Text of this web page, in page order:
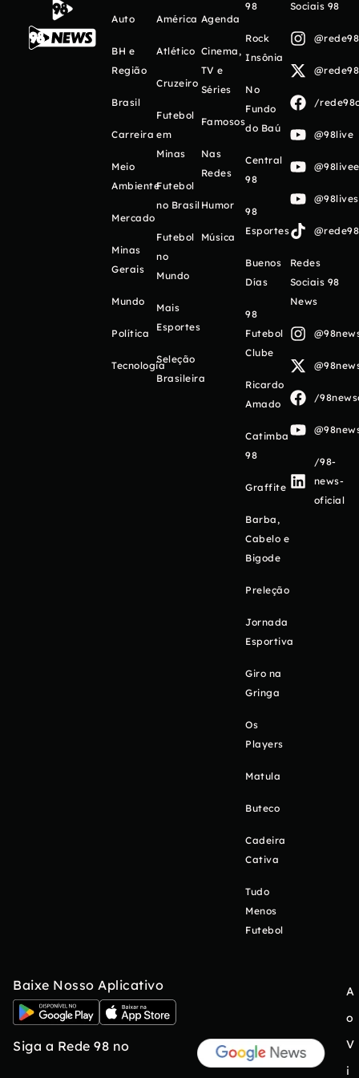
Auto
BH e
Região
Brasil
Carreira
Meio
Ambiente
Mercado
Minas
Gerais
Mundo
Política
Tecnologia
América
Atlético
Cruzeiro
Futebol
em
Minas
Futebol
no Brasil
Futebol
no
Mundo
Mais
Esportes
Seleção
Brasileira
Agenda
Cinema,
TV e
Séries
Famosos
Nas
Redes
Humor
Música
98
Rock
Insônia
No
Fundo
do Baú
Central
98
98
Esportes
Buenos
Días
98
Futebol
Clube
Ricardo
Amado
Catimba
98
Graffite
Barba,
Cabelo e
Bigode
Preleção
Jornada
Esportiva
Giro na
Gringa
Os
Players
Matula
Buteco
Cadeira
Cativa
Tudo
Menos
Futebol
Sociais 98
/
@98live
Redes
Sociais 98
News
/
/98-
news-
oficial
Baixe Nosso Aplicativo
Siga a Rede 98 no
A
o
V
i